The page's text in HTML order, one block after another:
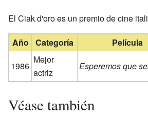
El Ciak d'oro es un premio de cine
Año Categoría Película
1986
Mejor
actriz
Esperemos que
Véase también